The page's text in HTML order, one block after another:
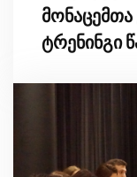
მონაცემთა
ტრენინგი